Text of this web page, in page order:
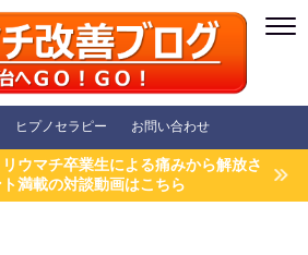
ヒプノセラピー お問い合わせ
ウマチ卒業生による痛みから解放さ
満載の対談動画はこちら